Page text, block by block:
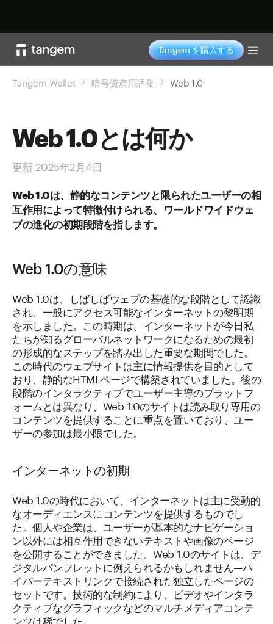
Tangem を購入する
Tangem Wallet 暗号資産用語集 Web 1.0
Web 1.0とは何か
更新 2025年2月4日
Web 1.0は、静的なコンテンツと限られたユーザーの相
互作用によって特徴付けられる、ワールドワイドウェ
ブの進化の初期段階を指します。
Web 1.0の意味
Web 1.0は、しばしばウェブの基礎的な段階として認識
され、一般にアクセス可能なインターネットの黎明期
を示しました。この時期は、インターネットが今日私
たちが知るグローバルネットワークになるための最初
の形成的なステップを踏み出した重要な期間でした。
この時代のウェブサイトは主に情報提供を目的として
おり、静的なHTMLページで構築されていました。後の
段階のインタラクティブでユーザー主導のプラットフ
ォームとは異なり、Web 1.0のサイトは読み取り専用の
コンテンツを提供することに重点を置いており、ユー
ザーの参加は最小限でした。
インターネットの初期
Web 1.0の時代において、インターネットは主に受動的
なオーディエンスにコンテンツを提供するものでし
た。個人や企業は、ユーザーが基本的なナビゲーショ
ン以外には相互作用できないテキストや画像のページ
を公開することができました。Web 1.0のサイトは、デ
ジタルパンフレットに例えられるかもしれません—ハ
イパーテキストリンクで接続された独立したページの
セットです。技術的な制約により、ビデオやインタラ
クティブなグラフィックなどのマルチメディアコンテ
ンツは稀でした。